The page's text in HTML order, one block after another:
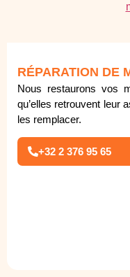
RÉPARATION DE
Nous restaurons vos
qu’elles retrouvent leur
les remplacer.
+32 2 376 95 65